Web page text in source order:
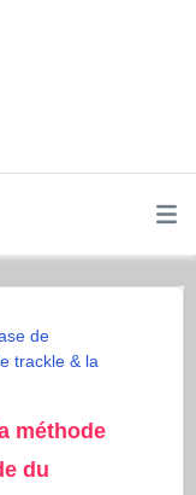
de
trackle & la
méthode
du